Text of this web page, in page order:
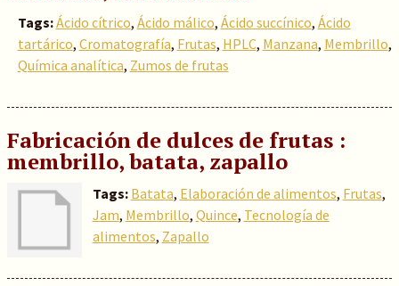
Tags:Ácido cítrico, Ácido málico, Ácido succínico, Ácido
tartárico, Cromatografía, Frutas, HPLC, Manzana, Membrillo,
Química analítica, Zumos de frutas
Fabricación de dulces de frutas :
membrillo, batata, zapallo
Tags: Batata, Elaboración de alimentos, Frutas,
Jam, Membrillo, Quince, Tecnología de
alimentos, Zapallo